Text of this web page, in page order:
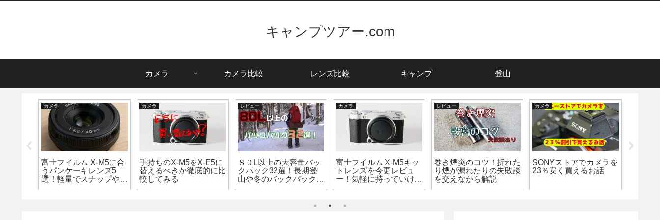
キャンプツアー.com
カメラ カメラ比較 レンズ比較 キャンプ 登山
カメラ
富士フイルム X-M5に合
うパンケーキレンズ5
選！軽量でスナップや旅
カメラ
手持ちのX-M5をX-E5に
替えるべきか徹底的に比
較してみる
レビュー
８０L以上の大容量バッ
クパック32選！長期登
山や冬のバックパックキ
カメラ
富士フイルム X-M5キッ
トレンズを今更レビュ
ー！気軽に持っていける
レビュー
巻き煙突のコツ！折れた
り煙が漏れたりの失敗談
を交えながら解説
カメラ
SONYストアでカメラを
23％安く買えるお話